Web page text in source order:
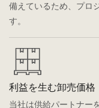
備えているため、プロ
す。
利益を生む卸売価格
当社は供給パートナー